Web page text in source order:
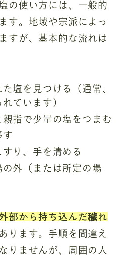
の使い方には、一般的
す。地域や宗派によっ
すが、基本的な流れは
塩を見つける（通常、
ています）
指で少量の塩をつまむ
す
り、手を清める
外（または所定の場
部から持ち込んだ穢れ
ります。手順を間違え
りませんが、周囲の人